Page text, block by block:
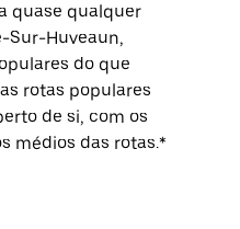
quase qualquer
Sur-Huveaun,
do que
rotas populares
de si, com os
médios das rotas.*